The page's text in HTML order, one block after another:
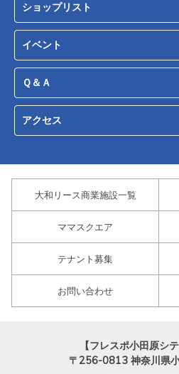
ショップリスト
イベント
Ｑ＆Ａ
アクセス
大和リース商業施設一覧
ママスクエア
テナント募集
お問い合わせ
【フレスポ小田原シ
〒256-0813 神奈川県